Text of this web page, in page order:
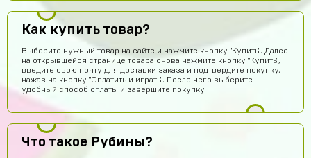
Как купить товар?
Выберите нужный товар на сайте и нажмите кнопку "Купить". Далее
на открывшейся странице товара снова нажмите кнопку "Купить",
введите свою почту для доставки заказа и подтвердите покупку,
нажав на кнопку "Оплатить и играть". После чего выберите
удобный способ оплаты и завершите покупку.
Что такое Рубины?
14 часов назад
Сайт просто супер
Диана Щербетова